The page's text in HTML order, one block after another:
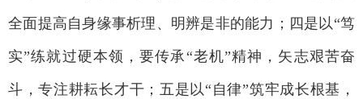
全面提高自身缘事析理、明辨是非的能力；四是以“笃
实”练就过硬本领，要传承“老机”精神，矢志艰苦奋
斗，专注耕耘长才干；五是以“自律”筑牢成长根基，